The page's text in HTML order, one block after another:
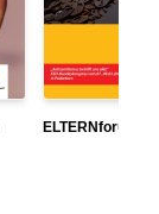
ELTERNforum 1/